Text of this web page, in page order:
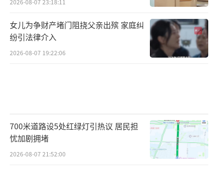
2026-08-07 23:18:11
女儿为争财产堵门阻挠父亲出殡 家庭纠
纷引法律介入
2026-08-07 19:22:06
700米道路设5处红绿灯引热议 居民担
忧加剧拥堵
2026-08-07 21:52:00